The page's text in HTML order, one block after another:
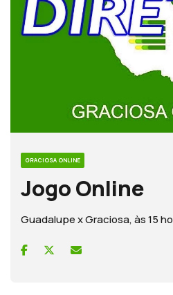
GRACIOSA ONLINE
Jogo Online
Guadalupe x Graciosa, às 15